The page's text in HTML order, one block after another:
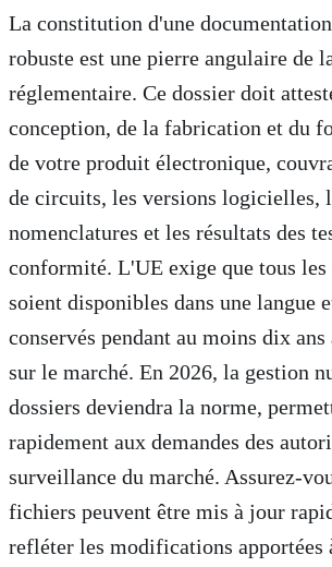
La constitution d'une
robuste est une pierre angulaire de
réglementaire. Ce dossier doit
conception, de la fabrication et du
de votre produit électronique,
de circuits, les versions logicielles,
nomenclatures et les résultats des
conformité. L'UE exige que tous les
soient disponibles dans une langue
conservés pendant au moins dix
sur le marché. En 2026, la gestion
dossiers deviendra la norme,
rapidement aux demandes des
surveillance du marché. Assurez-
fichiers peuvent être mis à jour
refléter les modifications apportées